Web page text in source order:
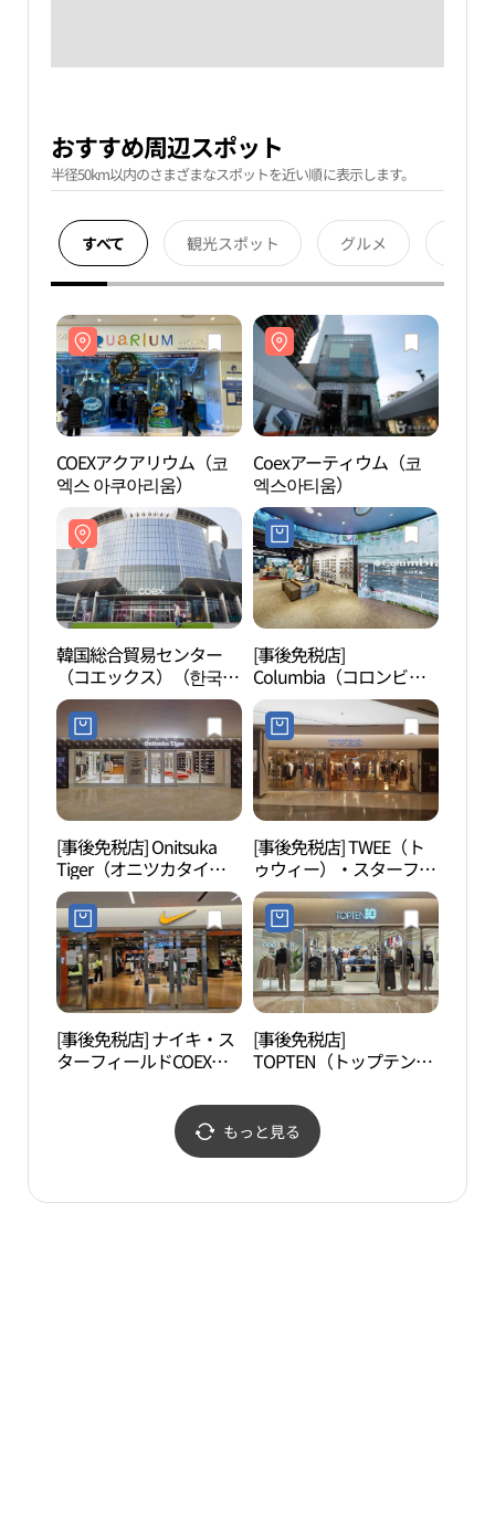
おすすめ周辺スポット
半径50km以内のさまざまなスポットを近い順に表示します。
すべて 観光スポット グルメ
COEXアクアリウム（코
엑스 아쿠아리움）
Coexアーティウム（코
엑스아티움）
韓国総合貿易センター
（コエックス）（한국종
합무역센터（코엑스））
[事後免税店]
Columbia（コロンビ
ア）・スターフィールド
COEXモール店(컬럼비아
스타필드 코엑스몰점)
[事後免税店] Onitsuka
Tiger（オニツカタイガ
ー）・スターフィールド
COEXモール店(오니츠카
타이거 스타필드 코엑스
몰점)
[事後免税店] TWEE（ト
ゥウィー）・スターフィ
ールドCOEXモール店(트
위 스타필드 코엑스몰점)
[事後免税店] ナイキ・ス
ターフィールドCOEXモ
[事後免税店]
TOPTEN（トップテン）
ドCOEXモール店(탑텐키
즈 스타필드 코엑스몰점)
もっと見る